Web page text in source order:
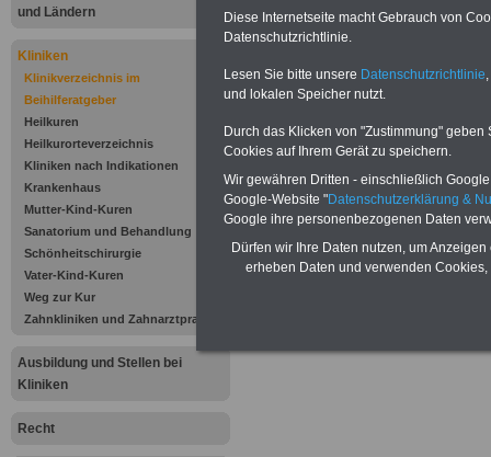
und Ländern
Kliniken
Klinikverzeichnis im
Beihilferatgeber
Heilkuren
Heilkurorteverzeichnis
Kliniken nach Indikationen
Krankenhaus
Mutter-Kind-Kuren
Sanatorium und Behandlung
Schönheitschirurgie
Vater-Kind-Kuren
Weg zur Kur
Zahnkliniken und Zahnarztpraxen
Ausbildung und Stellen bei
Kliniken
Recht
74906 Bad
Rappenau
Tel.: 0 72 64 /
8 30
Fax: 0 72 64 / 8
Diese Internetseite macht Gebrauch von
Datenschutzrichtlinie.
Lesen Sie bitte unsere Datenschutzrichtlinie
und lokalen Speicher nutzt.
Durch das Klicken von "Zustimmung"
Cookies auf Ihrem Gerät zu speichern.
Wir gewähren Dritten - einschließlich
Google-Website "Datenschutzerklärung &
Google ihre personenbezogenen Daten
Dürfen wir Ihre Daten nutzen, um
erheben Daten und verwenden